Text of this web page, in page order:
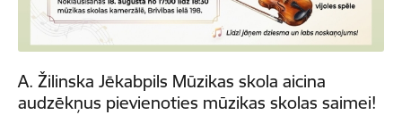
A. Žilinska Jēkabpils Mūzikas skola aicina
audzēkņus pievienoties mūzikas skolas saimei!